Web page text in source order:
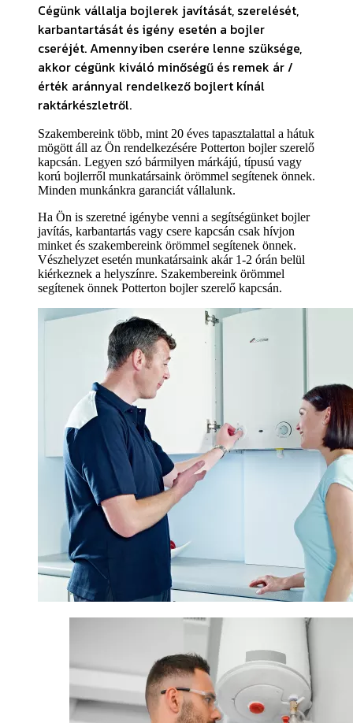
Cégünk vállalja bojlerek javítását, szerelését,
karbantartását és igény esetén a bojler
cseréjét. Amennyiben cserére lenne szüksége,
akkor cégünk kiváló minőségű és remek ár /
érték aránnyal rendelkező bojlert kínál
raktárkészletről.
Szakembereink több, mint 20 éves tapasztalattal a hátuk
mögött áll az Ön rendelkezésére Potterton bojler szerelő
kapcsán. Legyen szó bármilyen márkájú, típusú vagy
korú bojlerről munkatársaink örömmel segítenek önnek.
Minden munkánkra garanciát vállalunk.
Ha Ön is szeretné igénybe venni a segítségünket bojler
javítás, karbantartás vagy csere kapcsán csak hívjon
minket és szakembereink örömmel segítenek önnek.
Vészhelyzet esetén munkatársaink akár 1-2 órán belül
kiérkeznek a helyszínre. Szakembereink örömmel
segítenek önnek Potterton bojler szerelő kapcsán.